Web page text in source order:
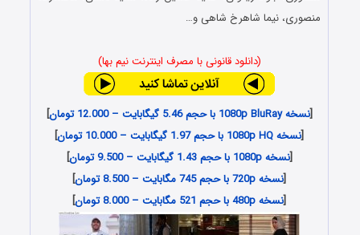
منصوری، نیما شاهرخ شاهی و…
(دانلود قانونی با مصرف اینترنت نیم بها)
[نسخه 1080p BluRay با حجم 5.46 گیگابایت – 12.000 تومان
]
[نسخه 1080p HQ با حجم 1.97 گیگابایت – 10.000 تومان
]
[نسخه 1080p با حجم 1.43 گیگابایت – 9.500 تومان
]
[نسخه 720p با حجم 745 مگابایت – 8.500 تومان
]
[نسخه 480p با حجم 521 مگابایت – 8.000 تومان ]